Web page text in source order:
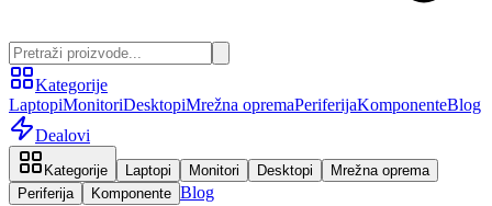
Kategorije
LaptopiMonitoriDesktopiMrežna opremaPeriferijaKomponenteBlog
Dealovi
Kategorije Laptopi Monitori Desktopi
Mrežna oprema
Periferija
Komponente Blog